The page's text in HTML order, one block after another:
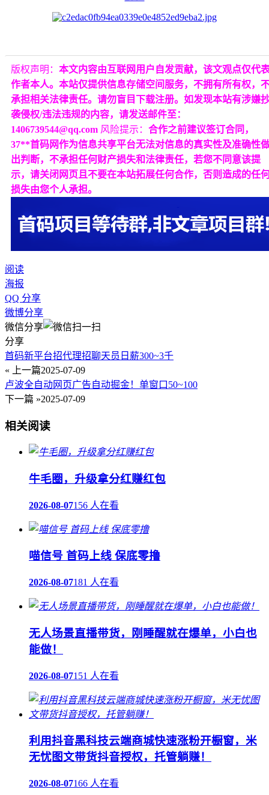
版权声明： 本文内容由互联网用户自发贡献，该文观点仅代
作者本人。本站仅提供信息存储空间服务，不拥有所有权，
承担相关法律责任。请勿盲目下载注册。如发现本站有涉嫌
袭侵权/违法违规的内容，请发送邮件至：
1406739544@qq.com 风险提示： 合作之前建议签订合同，
37**首码网作为信息共享平台无法对信息的真实性及准确性
出判断，不承担任何财产损失和法律责任，若您不同意该提
示，请关闭网页且不要在本站拓展任何合作，否则造成的任
损失由您个人承担。
阅读
海报
QQ 分享
微博分享
微信分享
分享
首码新平台招代理招聊天员日薪300~3千
« 上一篇2025-07-09
卢波全自动网页广告自动掘金！单窗口50~100
下一篇 »2025-07-09
相关阅读
牛毛圈，升级拿分红赚红包
2026-08-07156 人在看
喵信号 首码上线 保底零撸
2026-08-07181 人在看
无人场景直播带货，刚睡醒就在爆单，小白也
能做！
2026-08-07151 人在看
利用抖音黑科技云端商城快速涨粉开橱窗，米
无忧图文带货抖音授权，托管躺赚！
2026-08-07166 人在看